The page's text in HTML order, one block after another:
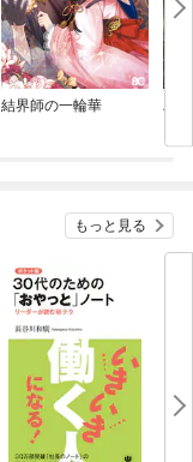
結界師の一輪華
バ
今
もっと見る